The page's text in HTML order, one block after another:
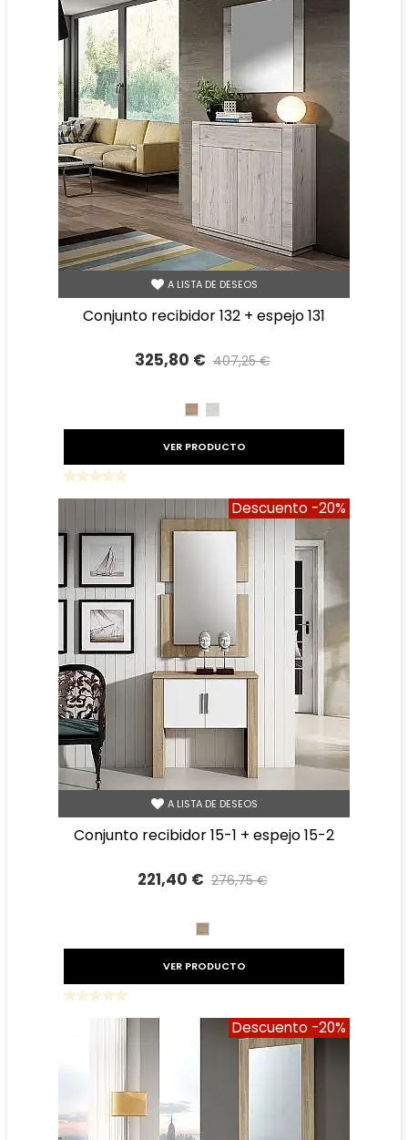
A LISTA DE DESEOS
conjunto recibidor 132 + espejo 131
325,80 € 407,25 €
CAMBRIAN
VER PRODUCTO
Descuento -20%
A LISTA DE DESEOS
conjunto recibidor 15-1 + espejo 15-2
221,40 € 276,75 €
CAMBRIAN
VER PRODUCTO
Descuento -20%